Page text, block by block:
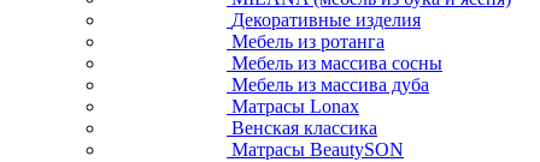
Декоративные изделия
Мебель из ротанга
Мебель из массива сосны
Мебель из массива дуба
Матрасы Lonax
Венская классика
Матрасы BeautySON